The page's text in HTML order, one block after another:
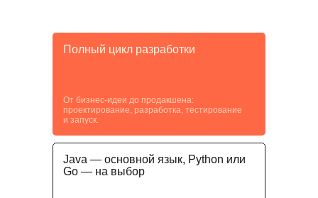
Полный цикл разработки
От бизнес-идеи до продакшена:
проектирование, разработка, тестирование
и запуск.
Java — основной язык, Python или
Go — на выбор